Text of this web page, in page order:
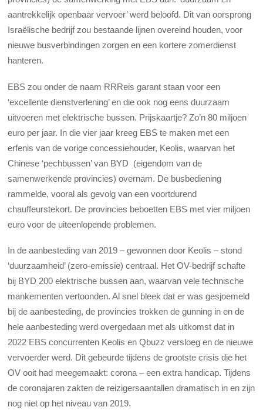
aantrekkelijk openbaar vervoer’ werd beloofd. Dit van oorsprong
Israëlische bedrijf zou bestaande lijnen overeind houden, voor
nieuwe busverbindingen zorgen en een kortere zomerdienst
hanteren.
EBS zou onder de naam RRReis garant staan voor een
‘excellente dienstverlening’ en die ook nog eens duurzaam
uitvoeren met elektrische bussen. Prijskaartje? Zo’n 80 miljoen
euro per jaar. In die vier jaar kreeg EBS te maken met een
erfenis van de vorige concessiehouder, Keolis, waarvan het
Chinese ‘pechbussen’ van BYD (eigendom van de
samenwerkende provincies) overnam. De busbediening
rammelde, vooral als gevolg van een voortdurend
chauffeurstekort. De provincies beboetten EBS met vier miljoen
euro voor de uiteenlopende problemen.
In de aanbesteding van 2019 – gewonnen door Keolis – stond
‘duurzaamheid’ (zero-emissie) centraal. Het OV-bedrijf schafte
bij BYD 200 elektrische bussen aan, waarvan vele technische
mankementen vertoonden. Al snel bleek dat er was gesjoemeld
bij de aanbesteding, de provincies trokken de gunning in en de
hele aanbesteding werd overgedaan met als uitkomst dat in
2022 EBS concurrenten Keolis en Qbuzz versloeg en de nieuwe
vervoerder werd. Dit gebeurde tijdens de grootste crisis die het
OV ooit had meegemaakt: corona – een extra handicap. Tijdens
de coronajaren zakten de reizigersaantallen dramatisch in en zijn
nog niet op het niveau van 2019.